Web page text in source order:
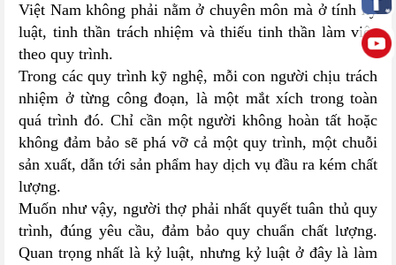
Việt Nam không phải nằm ở chuyên môn mà ở tính kỷ
luật, tinh thần trách nhiệm và thiếu tinh thần làm việc
theo quy trình.
Trong các quy trình kỹ nghệ, mỗi con người chịu trách
nhiệm ở từng công đoạn, là một mắt xích trong toàn
quá trình đó. Chỉ cần một người không hoàn tất hoặc
không đảm bảo sẽ phá vỡ cả một quy trình, một chuỗi
sản xuất, dẫn tới sản phẩm hay dịch vụ đầu ra kém chất
lượng.
Muốn như vậy, người thợ phải nhất quyết tuân thủ quy
trình, đúng yêu cầu, đảm bảo quy chuẩn chất lượng.
Quan trọng nhất là kỷ luật, nhưng kỷ luật ở đây là làm